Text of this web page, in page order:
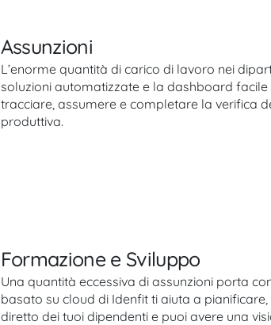
Assunzioni
L’enorme quantità di carico di lavoro nei
soluzioni automatizzate e la dashboard
tracciare, assumere e completare la verifica
produttiva.
Formazione e Sviluppo
Una quantità eccessiva di assunzioni porta
basato su cloud di Idenfit ti aiuta a
diretto dei tuoi dipendenti e puoi avere una